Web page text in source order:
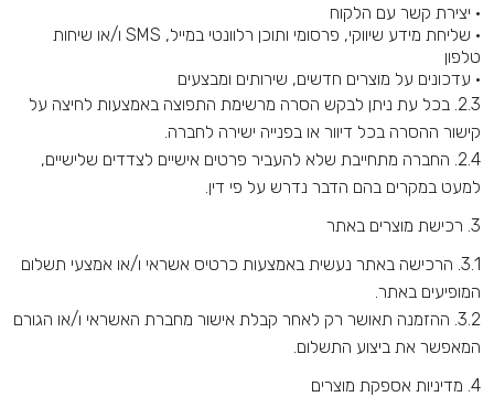
• יצירת קשר עם הלקוח
• שליחת מידע שיווקי, פרסומי ותוכן רלוונטי במייל, SMS
ו/או שיחות
טלפון
• עדכונים על מוצרים חדשים, שירותים ומבצעים
2.3. בכל עת ניתן לבקש הסרה מרשימת התפוצה באמצעות לחיצה על
קישור ההסרה בכל דיוור או בפנייה ישירה לחברה
2.4. החברה מתחייבת שלא להעביר פרטים אישיים לצדדים שלישיים,
למעט במקרים בהם הדבר נדרש על פי דין
3. רכישת מוצרים באתר
3.1. הרכישה באתר נעשית באמצעות כרטיס אשראי ו/או אמצעי תשלום
המופיעים באתר
3.2. ההזמנה תאושר רק לאחר קבלת אישור מחברת האשראי ו/או הגורם
המאפשר את ביצוע התשלום
4. מדיניות אספקת מוצרים